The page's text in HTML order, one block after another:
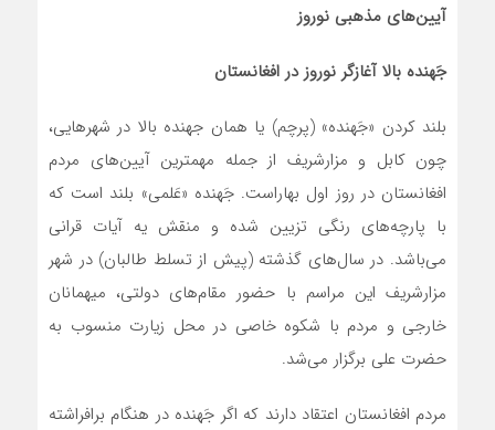
آیین‌های مذهبی نوروز
جَهنده ‌بالا آغازگر نوروز در افغانستان
بلند کردن «جَهنده» (پرچم) یا همان جهنده بالا در شهرهایی،
چون کابل و مزارشریف از جمله مهمترین آیین‌های مردم
افغانستان در روز اول بهاراست. جَهنده «عَلمی» بلند است که
با پارچه‌های رنگی تزیین شده و منقش یه آیات قرانی
می‌باشد. در سال‌های گذشته (پیش از تسلط طالبان) در شهر
مزارشریف این مراسم با حضور مقام‌های دولتی، میهمانان
خارجی و مردم با شکوه خاصی در محل زیارت منسوب به
حضرت علی برگزار می‌شد.
مردم افغانستان اعتقاد دارند که اگر جَهنده در هنگام برافراشته